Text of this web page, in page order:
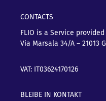
CONTACTS
FLIO is a Service
Via Marsala 34/A – 21013
VAT: IT03624170126
BLEIBE IN KONTAKT